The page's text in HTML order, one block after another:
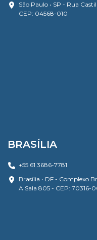
São Paulo • SP - Rua
CEP: 04568-010
BRASÍLIA
+55 61 3686-7781
Brasília • DF - Complexo
A Sala 805 - CEP: 70316-